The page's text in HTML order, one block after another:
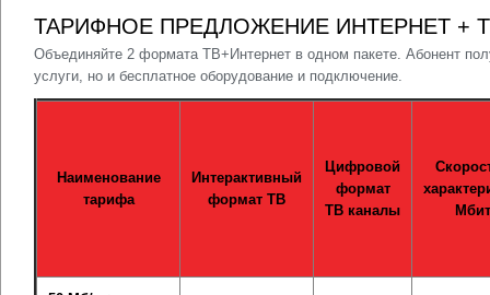
ТАРИФНОЕ ПРЕДЛОЖЕНИЕ ИНТЕРНЕТ +
Объединяйте 2 формата ТВ+Интернет в одном пакете. Абонент
услуги, но и бесплатное оборудование и подключение.
Наименование
тарифа
Интерактивный
формат ТВ
Цифровой
формат
ТВ каналы